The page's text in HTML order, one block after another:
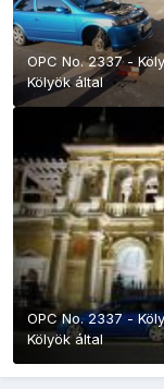
OPC No. 2337 -
Kölyökáltal
OPC No. 2337 -
Kölyökáltal